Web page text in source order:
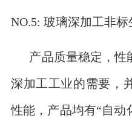
NO.5: 玻璃深加工非标
产品质量稳定，性
深加工工业的需要，
性能，产品均有“自动